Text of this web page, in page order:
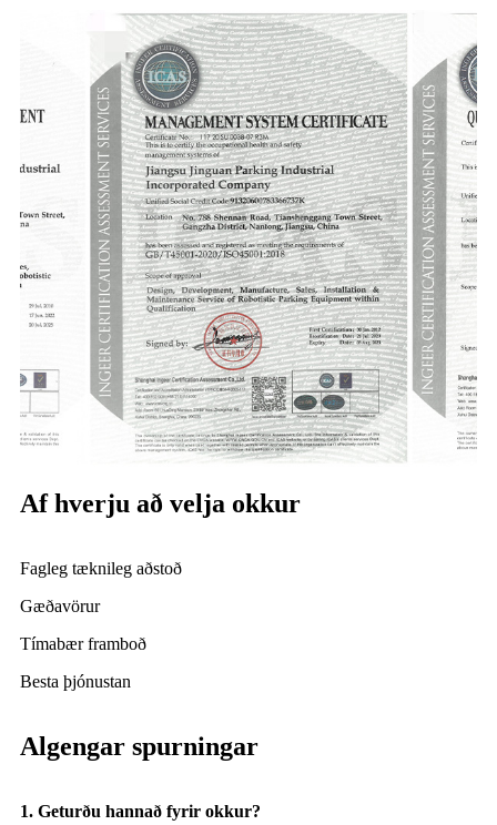
Af hverju að velja okkur
Fagleg tæknileg aðstoð
Gæðavörur
Tímabær framboð
Besta þjónustan
Algengar spurningar
1. Geturðu hannað fyrir okkur?